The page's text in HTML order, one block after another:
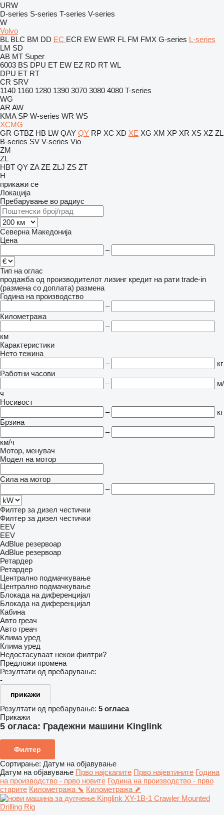
URW
D-series S-series T-series V-series
W
Volvo
BL BLC BM DD EC ECR EW EWR FL FM FMX G-series L-series
LM SD
AB MT Super
6003 BS DPU ET EW EZ RD RT WL
DPU ET RT
CR SRV
1140 1160 1280 1390 3070 3080 4080 T-series
WG
AR AW
KMA SP W-series WR WS
XCMG
GR GTBZ HB LW QAY QY RP XC XD XE XG XM XP XR XS XZ ZL
B-series SV V-series Vio
ZM
ZL
HBT QY ZA ZE ZLJ ZS ZT
H
прикажи се
Локација
Пребарување во радиус
Северна Македонија
Цена
–
Тип на оглас
продажба од производителот лизинг кредит на рати trade-in
(размена со доплата) размена
Година на производство
–
Километража
–
км
Карактеристики
Нето тежина
–
кг
Работни часови
–
м/
ч
Носивост
–
кг
Брзина
–
км/ч
Мотор, менувач
Модел на мотор
Сила на мотор
–
Филтер за дизел честички
Филтер за дизел честички
EEV
EEV
AdBlue резервоар
AdBlue резервоар
Ретардер
Ретардер
Централно подмачкување
Централно подмачкување
Блокада на диференцијал
Блокада на диференцијал
Кабина
Авто греач
Авто греач
Клима уред
Клима уред
Недостасуваат некои филтри?
Предложи промена
Резултати од пребарување:
-
прикажи
Резултати од пребарување: 5 огласа
Прикажи
5 огласа: Градежни машини Kinglink
Филтер
Сортирање: Датум на објавување
Датум на објавување Прво најскапите Прво најевтините Година
на производство - прво новите Година на производство - прво
старите Километража ⬊ Километража ⬈